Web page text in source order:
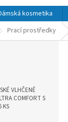
kosmetika
Prací prostředky
VLHČENÉ
COMFORT S
KS